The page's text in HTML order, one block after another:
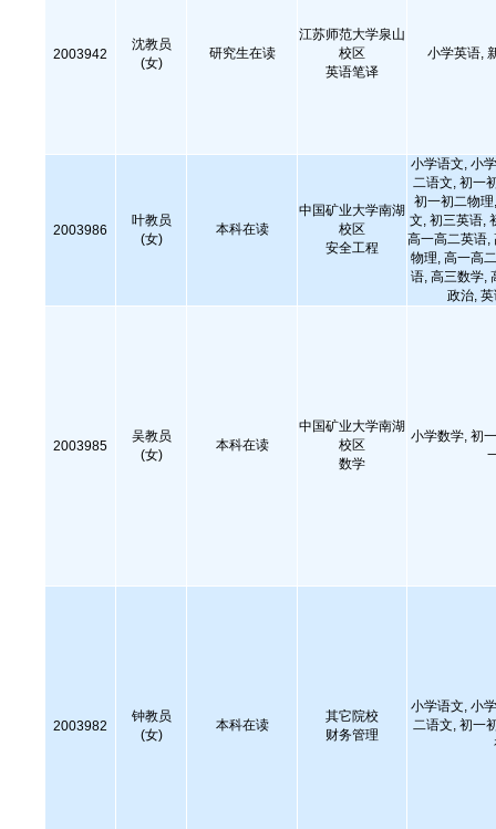
2003942
沈教员
(女)
研究生在读
江苏师范大学泉山
校区
英语笔译
小学英语,
2003986
叶教员
(女)
本科在读
中国矿业大学南湖
校区
安全工程
小学语文, 小
二语文, 初一
初一初二物
文, 初三英语,
高一高二英语,
物理, 高一高
语, 高三数学,
政治,
2003985
吴教员
(女)
本科在读
中国矿业大学南湖
校区
数学
小学数学, 初
2003982
钟教员
(女)
本科在读
其它院校
财务管理
小学语文, 小
二语文, 初一